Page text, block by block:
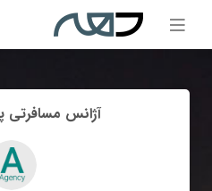
آژانس مسافرتی